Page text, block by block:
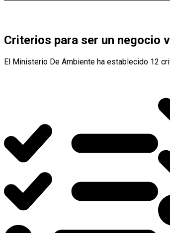
Criterios para ser un negocio
El Ministerio De Ambiente ha establecido 12